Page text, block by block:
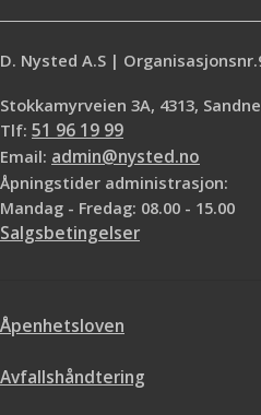
D. Nysted A.S |
Stokkamyrveien 3A, 4313,
Tlf: 51 96 19 99
Email: admin@nysted.no
Åpningstider administrasjon:
Mandag - Fredag: 08.00 - 15.00
Salgsbetingelser
Åpenhetsloven
Avfallshåndtering